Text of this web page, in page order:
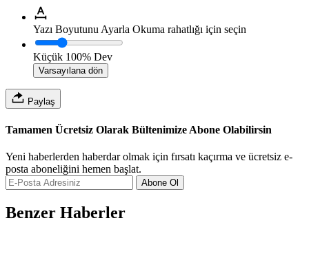
Yazı Boyutunu Ayarla Okuma rahatlığı için seçin
Küçük 100% Dev
Varsayılana dön
Paylaş
Tamamen Ücretsiz Olarak Bültenimize Abone Olabilirsin
Yeni haberlerden haberdar olmak için fırsatı kaçırma ve ücretsiz e-
posta aboneliğini hemen başlat.
Abone Ol
Benzer Haberler